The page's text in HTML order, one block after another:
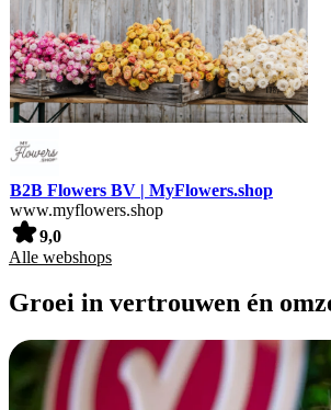
B2B Flowers BV | MyFlowers.shop
www.myflowers.shop
9,0
Alle webshops
Groei in vertrouwen én